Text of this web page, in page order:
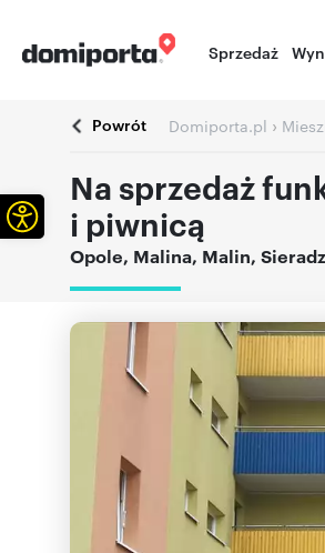
Sprzedaż
Powrót Domiporta.pl ›
Na sprzedaż
i piwnicą
Opole, Malina, Malin,
Otwórz pasek narzędzi